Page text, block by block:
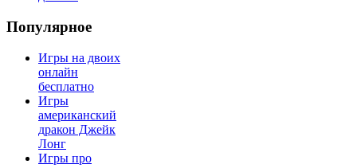
Популярное
Игры на двоих
онлайн
бесплатно
Игры
американский
дракон Джейк
Лонг
Игры про